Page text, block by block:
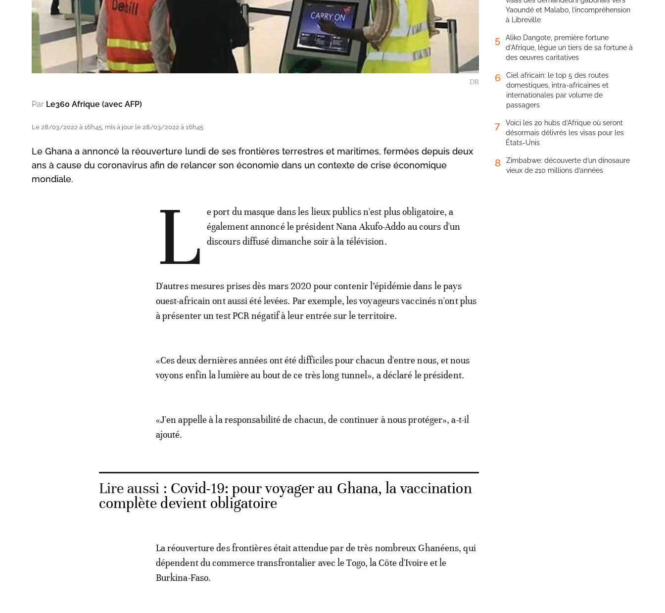
DR
Par Le360 Afrique (avec AFP)
Le 28/03/2022 à 16h45, mis à jour le 28/03/2022 à 16h45
Le Ghana a annoncé la réouverture lundi de ses frontières terrestres et maritimes, fermées depuis deux
ans à cause du coronavirus afin de relancer son économie dans un contexte de crise économique
mondiale.
L
e port du masque dans les lieux publics n'est plus obligatoire, a
également annoncé le président Nana Akufo-Addo au cours d'un
discours diffusé dimanche soir à la télévision.
D'autres mesures prises dès mars 2020 pour contenir l’épidémie dans le pays
ouest-africain ont aussi été levées. Par exemple, les voyageurs vaccinés n'ont plus
à présenter un test PCR négatif à leur entrée sur le territoire.
«Ces deux dernières années ont été difficiles pour chacun d'entre nous, et nous
voyons enfin la lumière au bout de ce très long tunnel», a déclaré le président.
«J'en appelle à la responsabilité de chacun, de continuer à nous protéger», a-t-il
ajouté.
Lire aussi : Covid-19: pour voyager au Ghana, la vaccination
complète devient obligatoire
La réouverture des frontières était attendue par de très nombreux Ghanéens, qui
dépendent du commerce transfrontalier avec le Togo, la Côte d'Ivoire et le
Burkina-Faso.
Yaoundé et Malabo, l’incompréhension
à Libreville
5
Aliko Dangote, première fortune
d’Afrique, lègue un tiers de sa fortune à
des œuvres caritatives
6
Ciel africain: le top 5 des routes
domestiques, intra-africaines et
internationales par volume de
passagers
7
Voici les 20 hubs d’Afrique où seront
désormais délivrés les visas pour les
États-Unis
8
Zimbabwe: découverte d’un dinosaure
vieux de 210 millions d’années